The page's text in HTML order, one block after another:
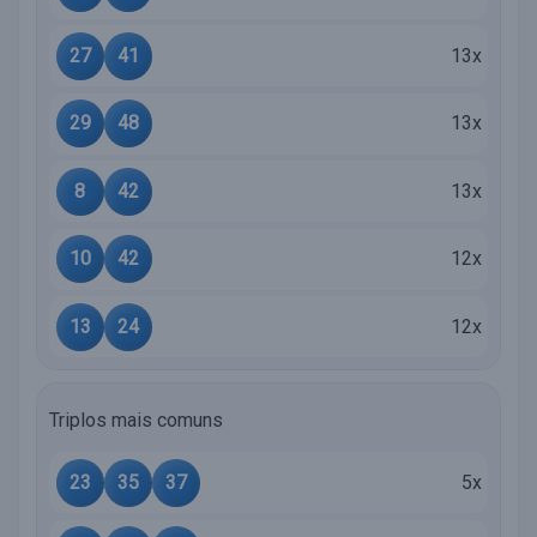
27 41 13x
29 48 13x
8 42 13x
10 42 12x
13 24 12x
Triplos mais comuns
23 35 37 5x